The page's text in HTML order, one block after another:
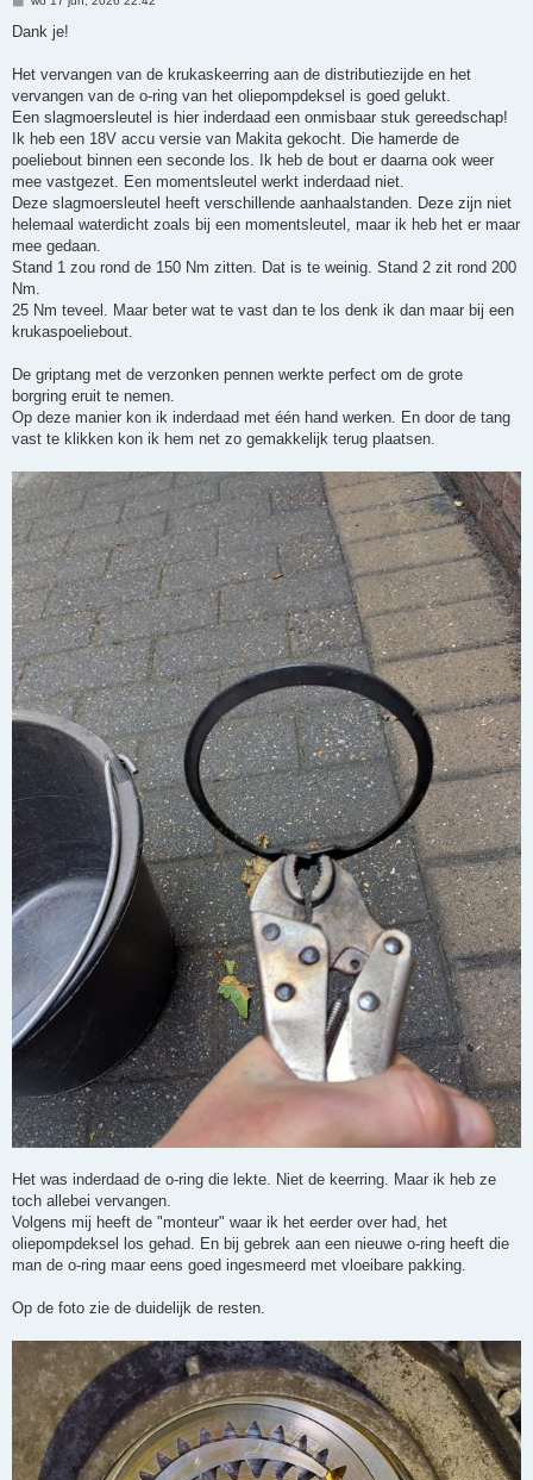
r
h
Dank je!
Het vervangen van de krukaskeerring aan de distributiezijde en het
vervangen van de o-ring van het oliepompdeksel is goed gelukt.
Een slagmoersleutel is hier inderdaad een onmisbaar stuk gereedschap!
Ik heb een 18V accu versie van Makita gekocht. Die hamerde de
poeliebout binnen een seconde los. Ik heb de bout er daarna ook weer
mee vastgezet. Een momentsleutel werkt inderdaad niet.
Deze slagmoersleutel heeft verschillende aanhaalstanden. Deze zijn niet
helemaal waterdicht zoals bij een momentsleutel, maar ik heb het er maar
mee gedaan.
Stand 1 zou rond de 150 Nm zitten. Dat is te weinig. Stand 2 zit rond 200
Nm.
25 Nm teveel. Maar beter wat te vast dan te los denk ik dan maar bij een
krukaspoeliebout.
De griptang met de verzonken pennen werkte perfect om de grote
borgring eruit te nemen.
Op deze manier kon ik inderdaad met één hand werken. En door de tang
vast te klikken kon ik hem net zo gemakkelijk terug plaatsen.
Het was inderdaad de o-ring die lekte. Niet de keerring. Maar ik heb ze
toch allebei vervangen.
Volgens mij heeft de "monteur" waar ik het eerder over had, het
oliepompdeksel los gehad. En bij gebrek aan een nieuwe o-ring heeft die
man de o-ring maar eens goed ingesmeerd met vloeibare pakking.
Op de foto zie de duidelijk de resten.